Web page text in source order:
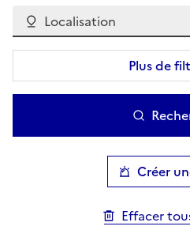
Localisation
Plus de
Créer
Effacer